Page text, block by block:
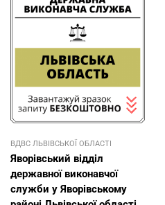
ВДВС ЛЬВІВСЬКОЇ ОБЛАСТІ
Яворівський відділ
державної виконавчої
служби у Яворівському